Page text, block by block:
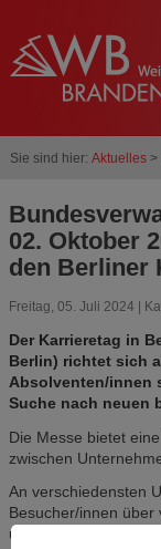
Sie sind hier: Aktuelles>
02. Oktober
den Berliner
Freitag, 05. Juli 2024 |
Der Karrieretag in
Berlin) richtet sich
Absolventen/innen
Suche nach neuen
Die Messe bietet
zwischen
An verschiedensten
Besucher/innen über
und direkt mit